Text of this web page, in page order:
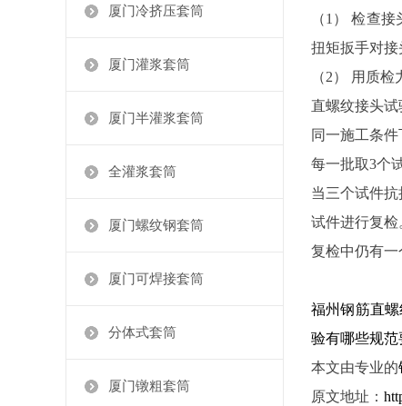
厦门冷挤压套筒
厦门灌浆套筒
厦门半灌浆套筒
全灌浆套筒
厦门螺纹钢套筒
厦门可焊接套筒
分体式套筒
厦门镦粗套筒
（1） 检查
扭矩扳手对接
（2） 用质
直螺纹接头试
同一施工条
每一批取3个
当三个试件
试件进行复检
复检中仍有一
福州钢筋直
验有哪些规范
本文由专业的
原文地址：